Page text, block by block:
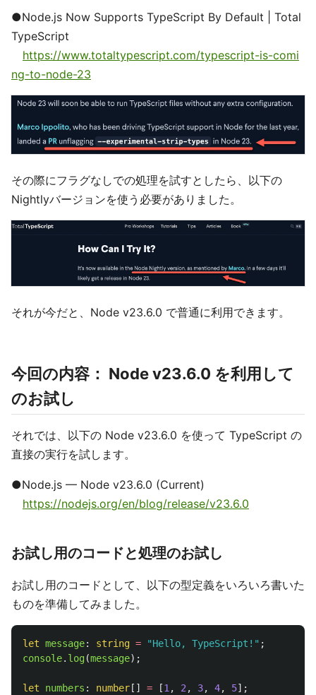
●Node.js Now Supports TypeScript By Default | Total
TypeScript
https://www.totaltypescript.com/typescript-is-comi
ng-to-node-23
その際にフラグなしでの処理を試すとしたら、以下の
Nightlyバージョンを使う必要がありました。
それが今だと、Node v23.6.0 で普通に利用できます。
今回の内容： Node v23.6.0 を利用して
のお試し
それでは、以下の Node v23.6.0 を使って TypeScript の
直接の実行を試します。
●Node.js — Node v23.6.0 (Current)
https://nodejs.org/en/blog/release/v23.6.0
お試し用のコードと処理のお試し
お試し用のコードとして、以下の型定義をいろいろ書いた
ものを準備してみました。
let message: string = "Hello, TypeScript! " ;
console. log(message);
let numbers : number [] = [1, 2, 3, 4, 5];